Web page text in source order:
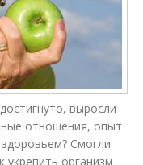
выросли
отношения, опыт
Смогли
укрепить организм